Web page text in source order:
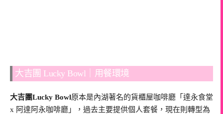
大吉團 Lucky Bowl｜用餐環境
大吉團Lucky Bowl原本是內湖著名的貨櫃屋咖啡廳「達永食堂
x 阿達阿永咖啡廳」，過去主要提供個人套餐，現在則轉型為